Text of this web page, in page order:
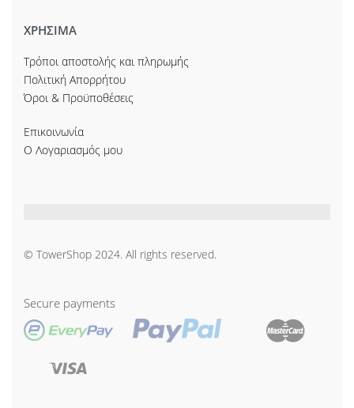
ΧΡΗΣΙΜΑ
Τρόποι αποστολής και πληρωμής
Πολιτική Απορρήτου
Όροι & Προϋποθέσεις
Επικοινωνία
Ο Λογαριασμός μου
© TowerShop 2024. All rights reserved.
Secure payments